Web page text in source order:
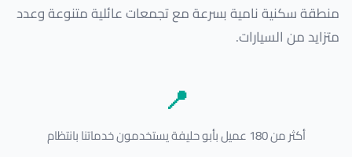
منطقة سكنية نامية بسرعة مع تجمعات عائلية متنوعة وعدد
متزايد من السيارات.
📍
أكثر من 180 عميل بأبو حليفة يستخدمون خدماتنا بانتظام